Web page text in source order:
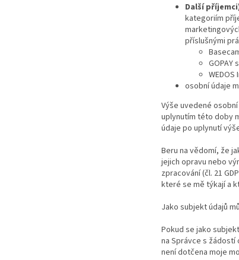
Další
kategoriím
příslušnými
GOPAY
osobní údaje
Výše uvedené
uplynutím této doby
údaje po uplynutí
Beru na vědomí, že
jejich opravu nebo
zpracování (čl. 21
které se mě týkají a
Jako subjekt údajů
Pokud se jako
na Správce s
není dotčena moje